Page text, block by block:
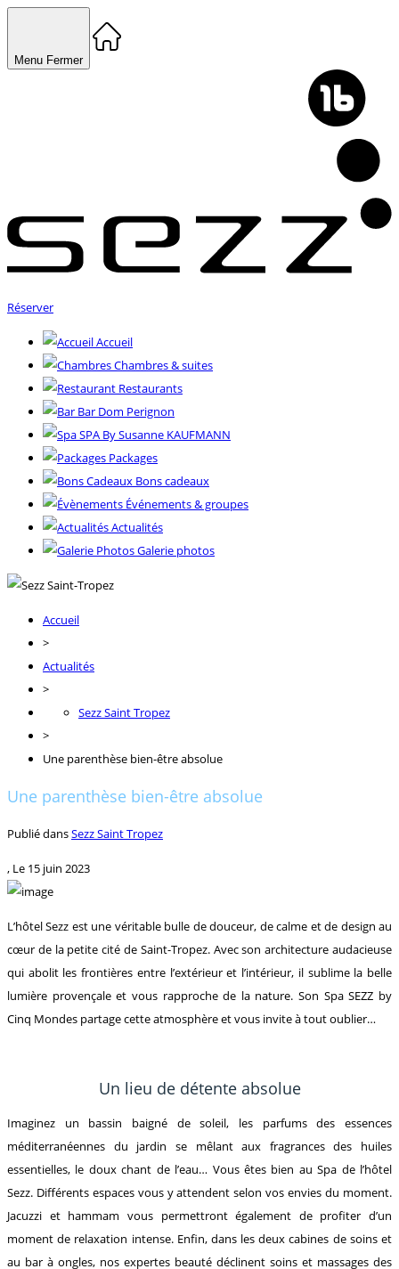
Menu Fermer
Réserver
Accueil
Chambres & suites
Restaurants
Bar Dom Perignon
SPA By Susanne KAUFMANN
Packages
Bons cadeaux
Événements & groupes
Actualités
Galerie photos
Accueil
>
Actualités
>
Sezz Saint Tropez
>
Une parenthèse bien-être absolue
Une parenthèse bien-être absolue
Publié dansSezz Saint Tropez
, Le 15 juin 2023
L’hôtel Sezz est une véritable bulle de douceur, de calme et de design au
cœur de la petite cité de Saint-Tropez. Avec son architecture audacieuse
qui abolit les frontières entre l’extérieur et l’intérieur, il sublime la belle
lumière provençale et vous rapproche de la nature. Son Spa SEZZ by
Cinq Mondes partage cette atmosphère et vous invite à tout oublier…
Un lieu de détente absolue
Imaginez un bassin baigné de soleil, les parfums des essences
méditerranéennes du jardin se mêlant aux fragrances des huiles
essentielles, le doux chant de l’eau… Vous êtes bien au Spa de l’hôtel
Sezz. Différents espaces vous y attendent selon vos envies du moment.
Jacuzzi et hammam vous permettront également de profiter d’un
moment de relaxation intense. Enfin, dans les deux cabines de soins et
au bar à ongles, nos expertes beauté déclinent soins et massages des